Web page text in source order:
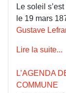
Le soleil
le 19 mars
Gustave
Lire la suite...
L’AGENDA
COMMUNE